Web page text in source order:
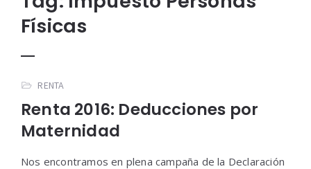
Físicas
RENTA
Renta 2016: Deducciones por
Maternidad
Nos encontramos en plena campaña de la Declaración